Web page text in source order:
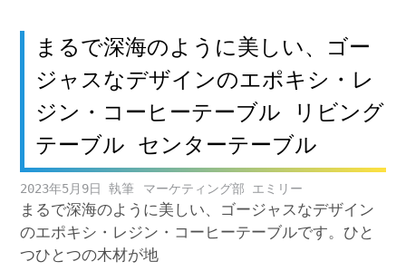
まるで深海のように美しい、ゴー
ジャスなデザインのエポキシ・レ
ジン・コーヒーテーブル リビング
テーブル センターテーブル
2023年5月9日 マーケティング部 エミリー
まるで深海のように美しい、ゴージャスなデザイン
のエポキシ・レジン・コーヒーテーブルです。ひと
つひとつの木材が地